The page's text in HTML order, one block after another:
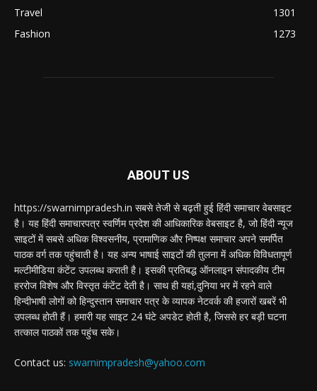
Travel
1301
Fashion
1273
ABOUT US
https://swarnimpradesh.in सबसे तेजी से बढ़ती हुई हिंदी समाचार वेबसाइट
है। यह हिंदी समाचारपत्र स्वर्णिम प्रदेश की आधिकारिक वेबसाइट है, जो हिंदी न्यूज
साइटों में सबसे अधिक विश्वसनीय, प्रामाणिक और निष्पक्ष समाचार अपने समर्पित
पाठक वर्ग तक पहुंचाती है। यह अन्य भाषाई साइटों की तुलना में अधिक विविधतापूर्ण
मल्टीमीडिया कंटेंट उपलब्ध कराती है। इसकी प्रतिबद्ध ऑनलाइन संपादकीय टीम
हररोज विशेष और विस्तृत कंटेंट देती है। साथ ही यहां,दुनिया भर में रहने वाले
हिन्दीभाषी लोगों को हिन्दुस्तान समाचार पत्र के व्यापक नेटवर्क की हजारों खबरें भी
उपलब्ध होती हैं। हमारी यह साइट 24 घंटे अपडेट होती है, जिससे हर बड़ी घटना
तत्काल पाठकों तक पहुंच सके।
Contact us: swarnimpradesh@yahoo.com